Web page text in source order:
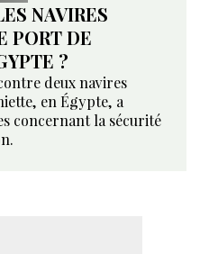
NAVIRES
PORT DE
?
deux navires
en Égypte, a
concernant la sécurité